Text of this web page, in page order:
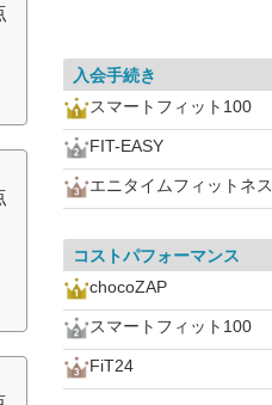
入会手続き
スマートフィット100
FIT-EASY
エニタイムフィットネス
コストパフォーマンス
chocoZAP
スマートフィット100
FiT24